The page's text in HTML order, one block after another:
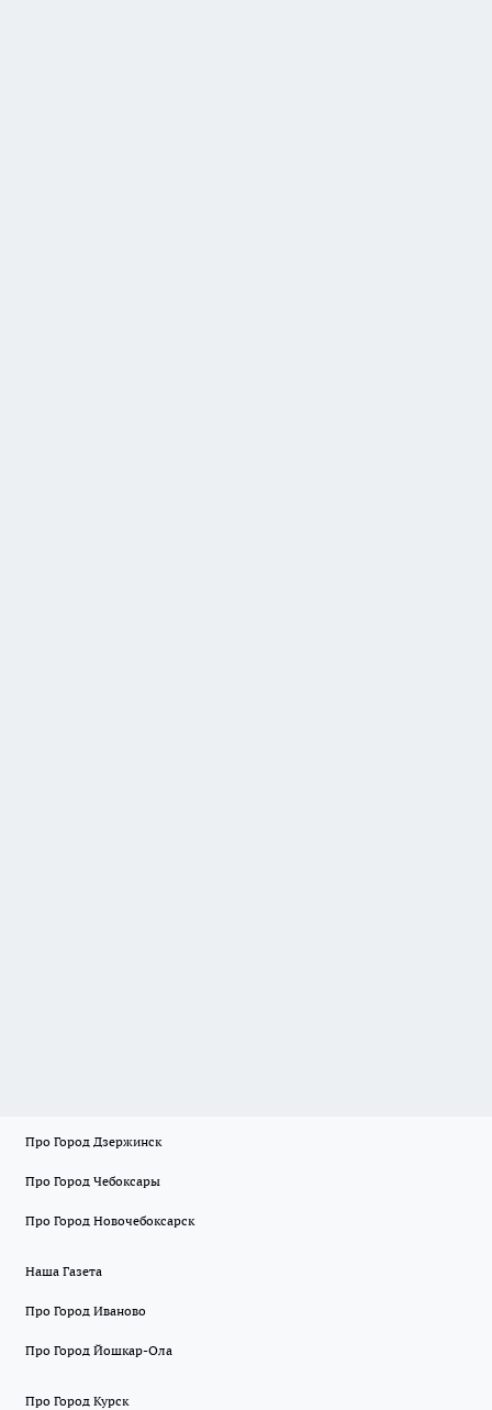
Про Город Дзержинск
Про Город Чебоксары
Про Город Новочебоксарск
Наша Газета
Про Город Иваново
Про Город Йошкар-Ола
Про Город Курск